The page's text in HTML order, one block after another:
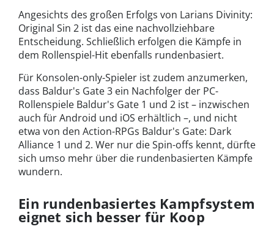
Angesichts des großen Erfolgs von Larians Divinity:
Original Sin 2 ist das eine nachvollziehbare
Entscheidung. Schließlich erfolgen die Kämpfe in
dem Rollenspiel-Hit ebenfalls rundenbasiert.
Für Konsolen-only-Spieler ist zudem anzumerken,
dass Baldur's Gate 3 ein Nachfolger der PC-
Rollenspiele Baldur's Gate 1 und 2 ist – inzwischen
auch für Android und iOS erhältlich –, und nicht
etwa von den Action-RPGs Baldur's Gate: Dark
Alliance 1 und 2. Wer nur die Spin-offs kennt, dürfte
sich umso mehr über die rundenbasierten Kämpfe
wundern.
Ein rundenbasiertes Kampfsystem
eignet sich besser für Koop